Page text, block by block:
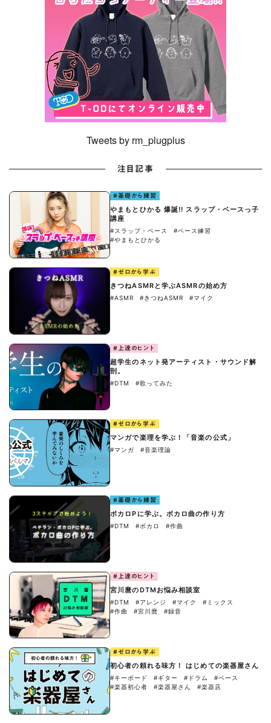
Tweets by rm_plugplus
注目記事
#基礎から練習
やまもとひかる 爆誕!! スラップ・ベースっ子
講座
#スラップ・ベース
#ベース練習
#やまもとひかる
#ゼロから学ぶ
きつねASMRと学ぶASMRの始め方
#ASMR #きつねASMR #マイク
#上達のヒント
超学生のネット発アーティスト・サウンド解
剖。
#DTM #歌ってみた
#ゼロから学ぶ
マンガで楽理を学ぶ！「音楽の公式」
#マンガ #音楽理論
#基礎から練習
ボカロPに学ぶ。ボカロ曲の作り方
#DTM #ボカロ #作曲
#上達のヒント
宮川麿のDTMお悩み相談室
#DTM #アレンジ #マイク
#ミックス
#作曲
#宮川麿 #録音
#ゼロから学ぶ
初心者の頼れる味方！ はじめての楽器屋さん
#キーボード #ギター #ドラム
#ベース
#楽器初心者
#楽器屋さん #楽器店